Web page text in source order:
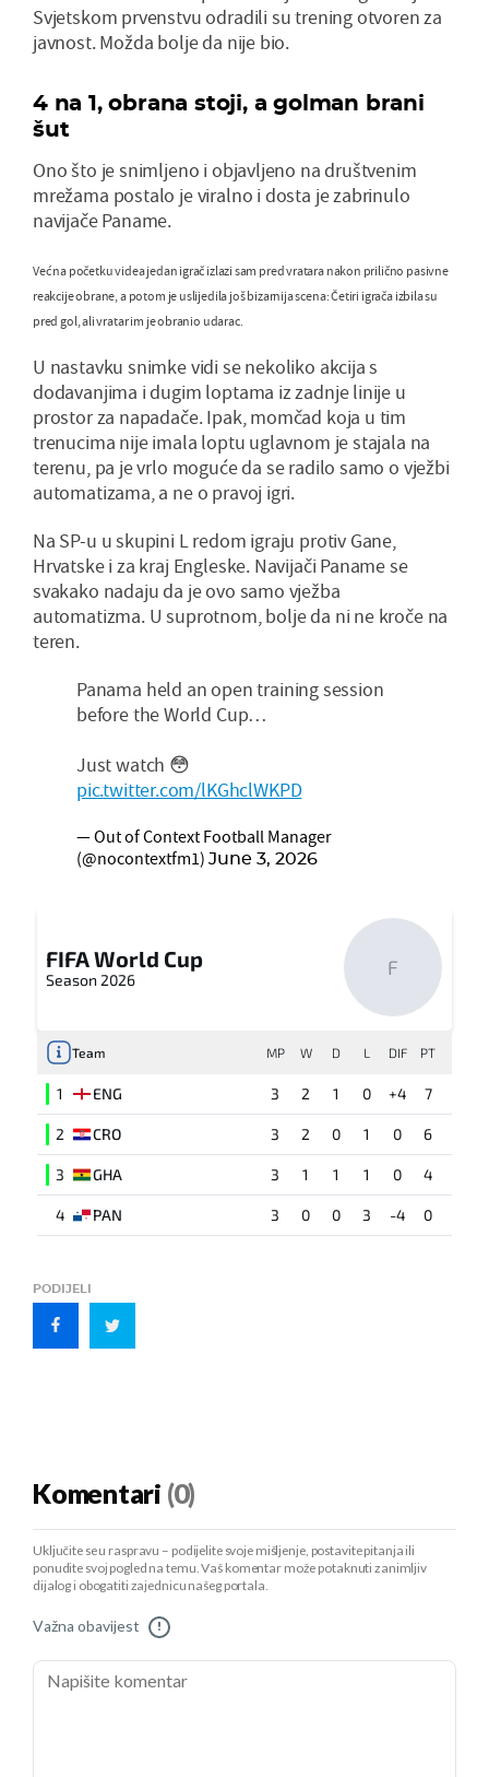
Svjetskom prvenstvu odradili su trening otvoren za
javnost. Možda bolje da nije bio.
4 na 1, obrana stoji, a golman brani
šut
Ono što je snimljeno i objavljeno na društvenim
mrežama postalo je viralno i dosta je zabrinulo
navijače Paname.
Već na početku videa jedan igrač izlazi sam pred vratara nakon prilično pasivne
reakcije obrane, a potom je uslijedila još bizarnija scena: Četiri igrača izbila su
pred gol, ali vratar im je obranio udarac.
U nastavku snimke vidi se nekoliko akcija s
dodavanjima i dugim loptama iz zadnje linije u
prostor za napadače. Ipak, momčad koja u tim
trenucima nije imala loptu uglavnom je stajala na
terenu, pa je vrlo moguće da se radilo samo o vježbi
automatizama, a ne o pravoj igri.
Na SP-u u skupini L redom igraju protiv Gane,
Hrvatske i za kraj Engleske. Navijači Paname se
svakako nadaju da je ovo samo vježba
automatizma. U suprotnom, bolje da ni ne kroče na
teren.
Panama held an open training session
before the World Cup…
Just watch 😳
pic.twitter.com/lKGhclWKPD
— Out of Context Football Manager
(@nocontextfm1) June 3, 2026
FIFA World Cup
Season 2026 F
Team MP W D L DIF PT
1 ENG 3 2 1 0 +4 7
2 CRO 3 2 0 1 0 6
3 GHA 3 1 1 1 0 4
4 PAN 3 0 0 3 -4 0
PODIJELI
Komentari (0)
Uključite se u raspravu – podijelite svoje mišljenje, postavite pitanja ili
ponudite svoj pogled na temu. Vaš komentar može potaknuti zanimljiv
dijalog i obogatiti zajednicu našeg portala.
Važna obavijest !